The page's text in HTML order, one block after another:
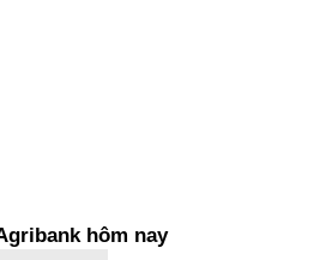
hôm nay